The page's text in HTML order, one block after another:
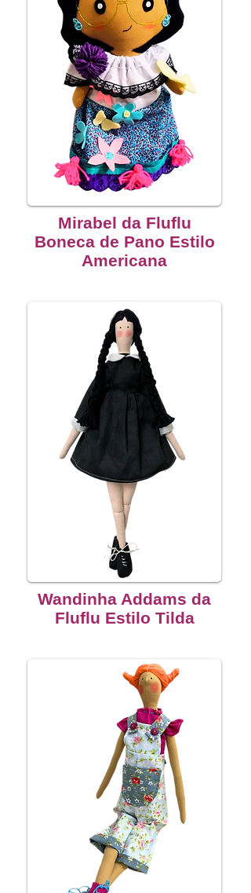
Mirabel da Fluflu
Boneca de Pano Estilo
Americana
Wandinha Addams da
Fluflu Estilo Tilda